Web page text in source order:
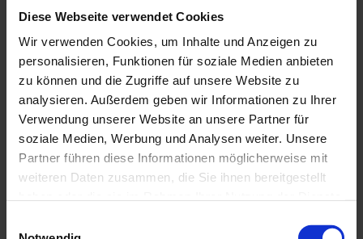
Diese Webseite verwendet Cookies
Wir verwenden Cookies, um Inhalte und Anzeigen zu
personalisieren, Funktionen für soziale Medien anbieten
zu können und die Zugriffe auf unsere Website zu
analysieren. Außerdem geben wir Informationen zu Ihrer
Verwendung unserer Website an unsere Partner für
soziale Medien, Werbung und Analysen weiter. Unsere
Partner führen diese Informationen möglicherweise mit
weiteren Daten zusammen, die Sie ihnen bereitgestellt
Collier GERDAN - L
Collier GERDAN hergestellt von Olha Demchuk
49,00 €